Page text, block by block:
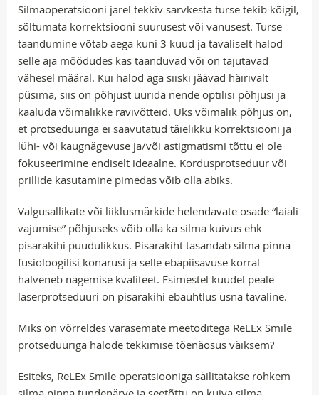
Silmaoperatsiooni järel tekkiv sarvkesta turse tekib kõigil,
sõltumata korrektsiooni suurusest või vanusest. Turse
taandumine võtab aega kuni 3 kuud ja tavaliselt halod
selle aja möödudes kas taanduvad või on tajutavad
vähesel määral. Kui halod aga siiski jäävad häirivalt
püsima, siis on põhjust uurida nende optilisi põhjusi ja
kaaluda võimalikke ravivõtteid. Üks võimalik põhjus on,
et protseduuriga ei saavutatud täielikku korrektsiooni ja
lühi- või kaugnägevuse ja/või astigmatismi tõttu ei ole
fokuseerimine endiselt ideaalne. Kordusprotseduur või
prillide kasutamine pimedas võib olla abiks.
Valgusallikate või liiklusmärkide helendavate osade “laiali
vajumise” põhjuseks võib olla ka silma kuivus ehk
pisarakihi puudulikkus. Pisarakiht tasandab silma pinna
füsioloogilisi konarusi ja selle ebapiisavuse korral
halveneb nägemise kvaliteet. Esimestel kuudel peale
laserprotseduuri on pisarakihi ebaühtlus üsna tavaline.
Miks on võrreldes varasemate meetoditega ReLEx Smile
protseduuriga halode tekkimise tõenäosus väiksem?
Esiteks, ReLEx Smile operatsiooniga säilitatakse rohkem